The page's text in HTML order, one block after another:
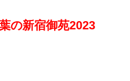
の新宿御苑2023